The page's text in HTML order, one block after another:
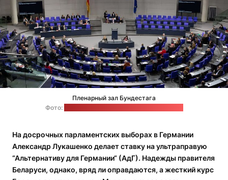
Пленарный зал Бундестага
Фото:
На досрочных парламентских выборах в Германии
Александр Лукашенко делает ставку на ультраправую
“Альтернативу для Германии“ (АдГ). Надежды правителя
Беларуси, однако, вряд ли оправдаются, а жесткий курс